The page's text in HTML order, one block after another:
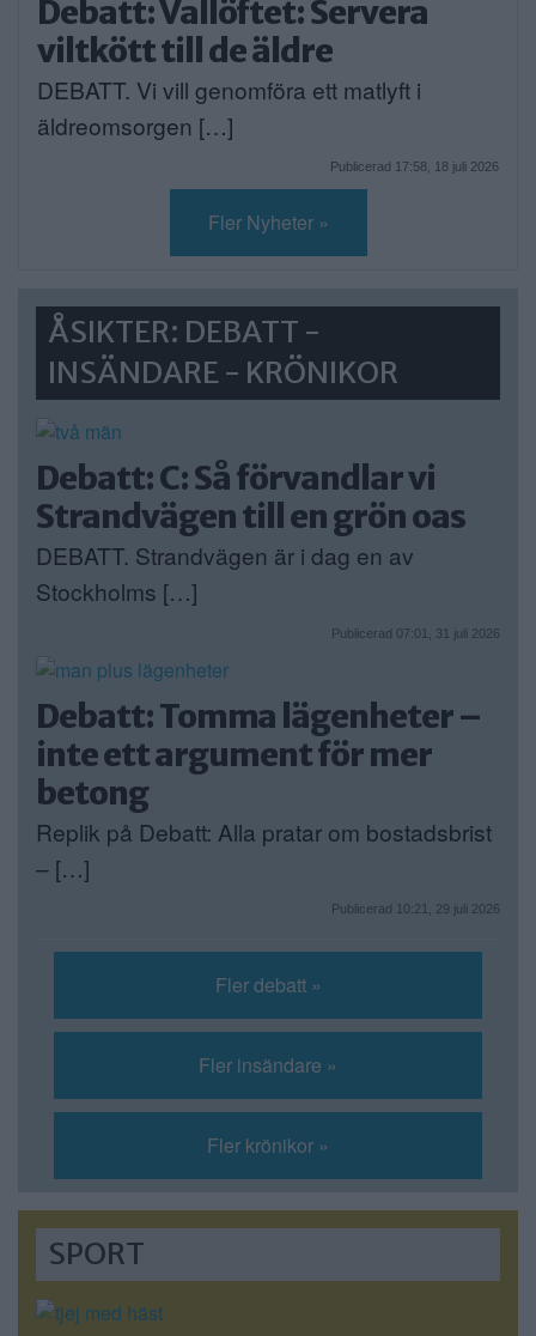
Debatt: Vallöftet: Servera
viltkött till de äldre
DEBATT. Vi vill genomföra ett matlyft i
äldreomsorgen […]
Publicerad 17:58, 18 juli 2026
Fler Nyheter »
ÅSIKTER: DEBATT -
INSÄNDARE - KRÖNIKOR
Debatt: C: Så förvandlar vi
Strandvägen till en grön oas
DEBATT. Strandvägen är i dag en av
Stockholms […]
Publicerad 07:01, 31 juli 2026
Debatt: Tomma lägenheter –
inte ett argument för mer
betong
Replik på Debatt: Alla pratar om bostadsbrist
– […]
Publicerad 10:21, 29 juli 2026
Fler debatt »
Fler insändare »
Fler krönikor »
SPORT